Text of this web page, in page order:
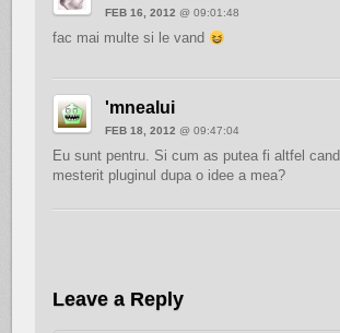
FEB 16, 2012 @ 09:01:48
fac mai multe si le vand
'mnealui
FEB 18, 2012 @ 09:47:04
Eu sunt pentru. Si cum as putea fi altfel cand
mesterit pluginul dupa o idee a mea?
Leave a Reply